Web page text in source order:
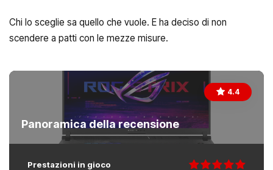
Chi lo sceglie sa quello che vuole. E ha deciso di non
scendere a patti con le mezze misure.
Panoramica della recensione
4.4
Prestazioni in gioco